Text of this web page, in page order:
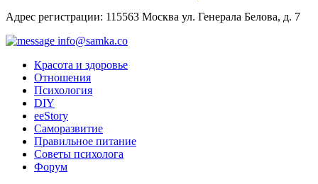
Адрес регистрации: 115563 Москва ул. Генерала Белова, д. 7
info@samka.co
Красота и здоровье
Отношения
Психология
DIY
ееStory
Саморазвитие
Правильное питание
Советы психолога
Форум